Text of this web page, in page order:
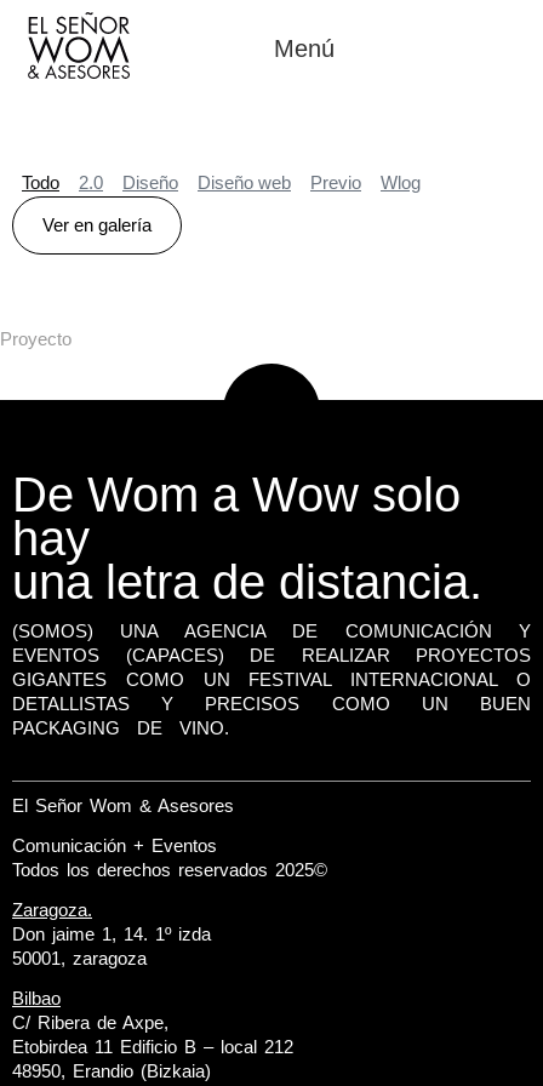
Menú
2.0 Diseño Diseño web Previo Wlog
Todo
Ver en galería
Proyecto
De Wom a Wow solo
hay
una letra de distancia.
(SOMOS) UNA AGENCIA DE COMUNICACIÓN Y
EVENTOS (CAPACES) DE REALIZAR PROYECTOS
GIGANTES COMO UN FESTIVAL INTERNACIONAL O
DETALLISTAS Y PRECISOS COMO UN BUEN
PACKAGING DE VINO.
El Señor Wom & Asesores
Comunicación + Eventos
Todos los derechos reservados 2025©
Zaragoza.
Don jaime 1, 14. 1º izda
50001, zaragoza
Bilbao
C/ Ribera de Axpe,
Etobirdea 11 Edificio B – local 212
48950, Erandio (Bizkaia)